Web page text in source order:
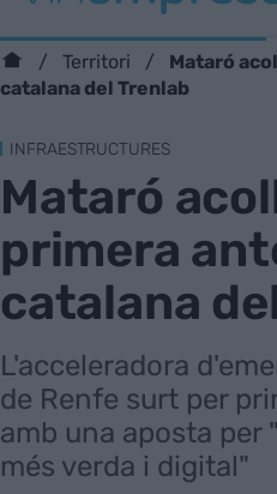
Territori
Mataró
catalana del Trenlab
INFRAESTRUCTURES
Mataró
primera
catalana
L'acceleradora
de Renfe surt per
amb una aposta
més verda i digital"